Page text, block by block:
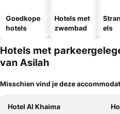
Goedkope
hotels
Hotels met
zwembad
els
Hotels met
van Asilah
Misschien vind je deze
Hotel Al Khaima